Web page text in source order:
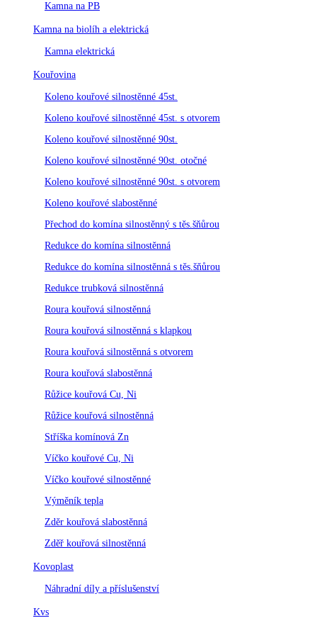
Kamna na PB
Kamna na biolíh a elektrická
Kamna elektrická
Kouřovina
Koleno kouřové silnostěnné 45st.
Koleno kouřové silnostěnné 45st. s otvorem
Koleno kouřové silnostěnné 90st.
Koleno kouřové silnostěnné 90st. otočné
Koleno kouřové silnostěnné 90st. s otvorem
Koleno kouřové slabostěnné
Přechod do komína silnostěnný s těs.šňůrou
Redukce do komína silnostěnná
Redukce do komína silnostěnná s těs.šňůrou
Redukce trubková silnostěnná
Roura kouřová silnostěnná
Roura kouřová silnostěnná s klapkou
Roura kouřová silnostěnná s otvorem
Roura kouřová slabostěnná
Růžice kouřová Cu, Ni
Růžice kouřová silnostěnná
Stříška komínová Zn
Víčko kouřové Cu, Ni
Víčko kouřové silnostěnné
Výměník tepla
Zděr kouřová slabostěnná
Zděř kouřová silnostěnná
Kovoplast
Náhradní díly a příslušenství
Kvs